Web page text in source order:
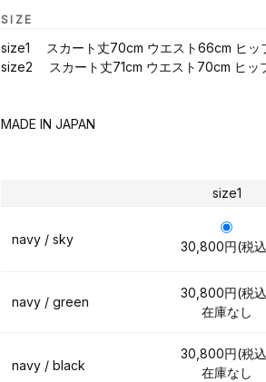
SIZE
size1 スカート丈70cm ウエスト66cm ヒッ
size2 スカート丈71cm ウエスト70cm ヒッ
MADE IN JAPAN
size1
navy / sky 30,800円(税
navy / green
30,800円(税
在庫なし
navy / black
30,800円(税
在庫なし